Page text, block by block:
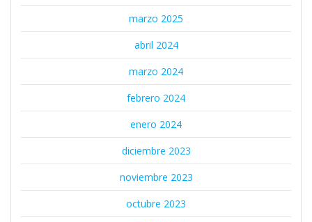
marzo 2025
abril 2024
marzo 2024
febrero 2024
enero 2024
diciembre 2023
noviembre 2023
octubre 2023